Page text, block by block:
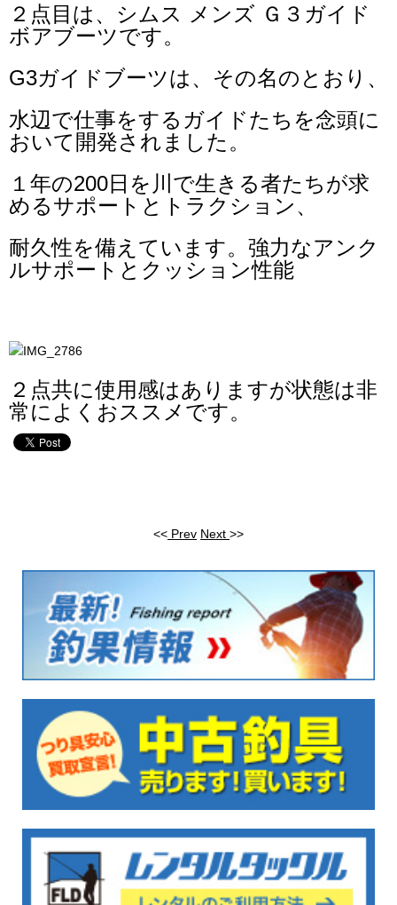
２点目は、シムス メンズ Ｇ３ガイド
ボアブーツです。
G3ガイドブーツは、その名のとおり、
水辺で仕事をするガイドたちを念頭に
おいて開発されました。
１年の200日を川で生きる者たちが求
めるサポートとトラクション、
耐久性を備えています。強力なアンク
ルサポートとクッション性能
２点共に使用感はありますが状態は非
常によくおススメです。
<< Prev Next >>